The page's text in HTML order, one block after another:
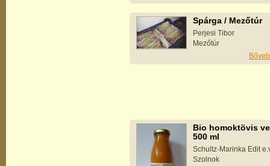
Spárga / Mezőtúr
Perjesi Tibor
Mezőtúr
Bio homoktövis
500 ml
Schultz-Marinka Edit
Szolnok